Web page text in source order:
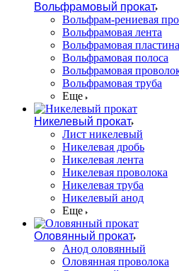
Вольфрамовый прокат
Вольфрам-рениевая
Вольфрамовая лента
Вольфрамовая пластина
Вольфрамовая полоса
Вольфрамовая
Вольфрамовая труба
Еще
Никелевый прокат
Лист никелевый
Никелевая дробь
Никелевая лента
Никелевая проволока
Никелевая труба
Никелевый анод
Еще
Оловянный прокат
Анод оловянный
Оловянная проволока